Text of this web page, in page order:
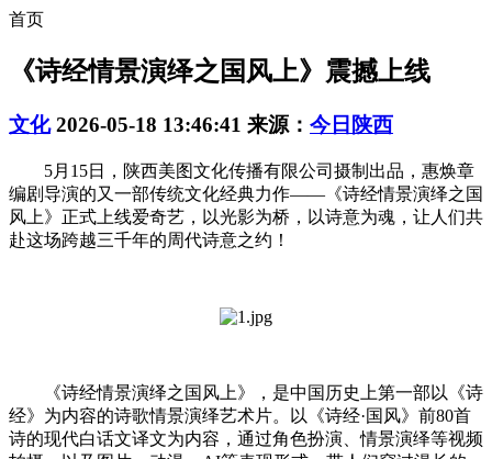
首页
《诗经情景演绎之国风上》震撼上线
文化 2026-05-18 13:46:41 来源： 今日陕西
5月15日，陕西美图文化传播有限公司摄制出品，惠焕章
编剧导演的又一部传统文化经典力作——《诗经情景演绎之国
风上》正式上线爱奇艺，以光影为桥，以诗意为魂，让人们共
赴这场跨越三千年的周代诗意之约！
《诗经情景演绎之国风上》，是中国历史上第一部以《诗
经》为内容的诗歌情景演绎艺术片。以《诗经·国风》前80首
诗的现代白话文译文为内容，通过角色扮演、情景演绎等视频